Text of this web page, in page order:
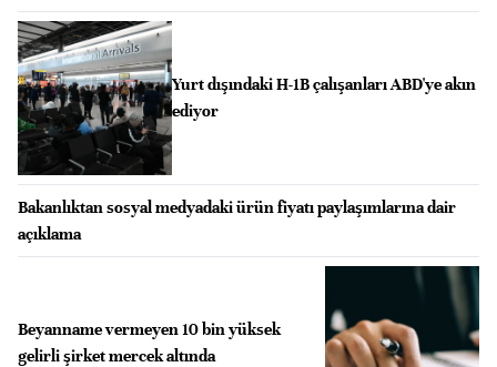
Yurt dışındaki H-1B çalışanları ABD'ye akın
ediyor
Bakanlıktan sosyal medyadaki ürün fiyatı paylaşımlarına dair
açıklama
Beyanname vermeyen 10 bin yüksek
gelirli şirket mercek altında